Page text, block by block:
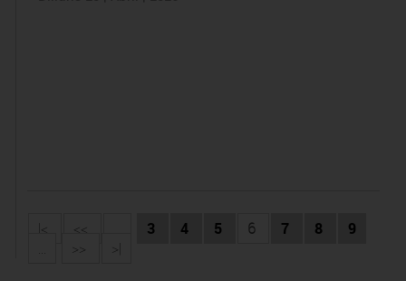
|< << 3 4 5 6 7 8
9
...
>> >|